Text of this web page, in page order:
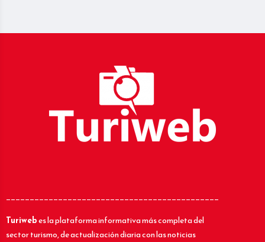
_____________________________________________
Turiwebes la plataforma informativa más completa del
sector turismo, de actualización diaria con las noticias